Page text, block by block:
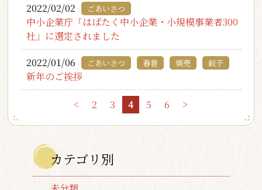
2022/02/02
ごあいさつ
中小企業庁「はばたく中小企業・小規模事業者300
社」に選定されました
2022/01/06
ごあいさつ 春巻 焼売 餃子
新年のご挨拶
< 2 3 4 5 6 >
カテゴリ別